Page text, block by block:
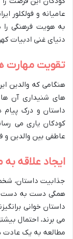
عامیانه و فولکلور
به هویت فرهنگی
دنیای غنی ادبیات
تقویت مهارت
هنگامی که والدین
های شنیداری آن
داستان و درک پیام
کودکان یاری می
عاطفی بین والدین و
ایجاد علاقه
جذابیت داستان،
همگی دست به دست
داستان خوانی
می برند، احتمال
مطالعه به یک عادت